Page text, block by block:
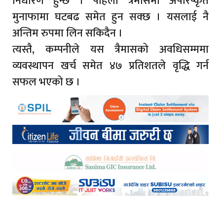
मुनाफामा घटबढ समेत हुन सक्छ । यसलाई नै
अन्तिम रुपमा लिन सकिदैन ।
त्यस्तै, कम्पनीले यस त्रैमासको अवधिसम्ममा
व्यवस्थापन खर्च समेत ४७ प्रतिशतले वृद्धि गर्न
सफल भएको छ ।